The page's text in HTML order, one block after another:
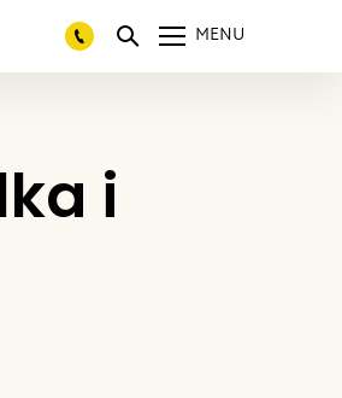
MENU
i